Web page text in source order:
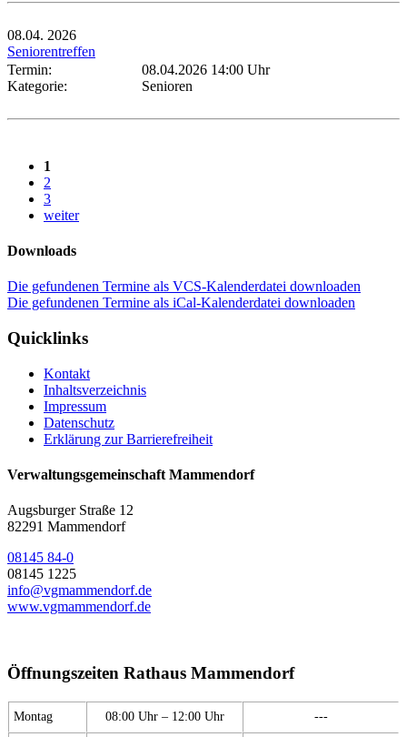
08.04. 2026
Seniorentreffen
Termin:
08.04.2026 14:00 Uhr
Kategorie:
Senioren
1
2
3
weiter
Downloads
Die gefundenen Termine als VCS-Kalenderdatei downloaden
Die gefundenen Termine als iCal-Kalenderdatei downloaden
Quicklinks
Kontakt
Inhaltsverzeichnis
Impressum
Datenschutz
Erklärung zur Barrierefreiheit
Verwaltungsgemeinschaft Mammendorf
Augsburger Straße 12
82291 Mammendorf
08145 84-0
08145 1225
info@vgmammendorf.de
www.vgmammendorf.de
Öffnungszeiten Rathaus Mammendorf
Montag 08:00 Uhr – 12:00 Uhr ---